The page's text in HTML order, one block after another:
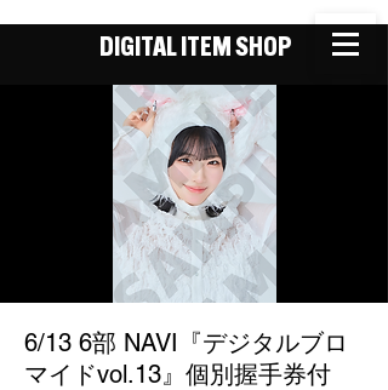
DIGITAL ITEM SHOP
6/13 6部 NAVI『デジタルブロ
マイドvol.13』個別握手券付